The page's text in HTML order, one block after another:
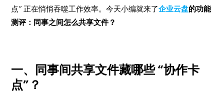
点” 正在悄悄吞噬工作效率。今天小编就来了企业云盘的功能
测评：同事之间怎么共享文件？
一、同事间共享文件藏哪些 “协作卡
点”？